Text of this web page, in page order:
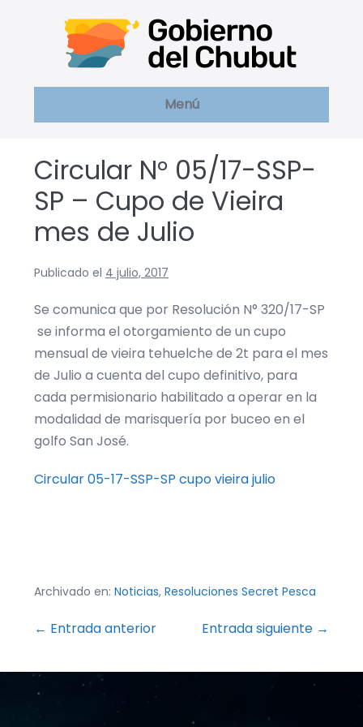
Menú
Circular N° 05/17-SSP-
SP – Cupo de Vieira
mes de Julio
Publicado el 4 julio, 2017
Se comunica que por Resolución N° 320/17-SP
se informa el otorgamiento de un cupo
mensual de vieira tehuelche de 2t para el mes
de Julio a cuenta del cupo definitivo, para
cada permisionario habilitado a operar en la
modalidad de marisquería por buceo en el
golfo San José.
Circular 05-17-SSP-SP cupo vieira julio
Archivado en: Noticias, Resoluciones Secret Pesca
Navegación
entradas
← Entrada anterior Entrada siguiente →